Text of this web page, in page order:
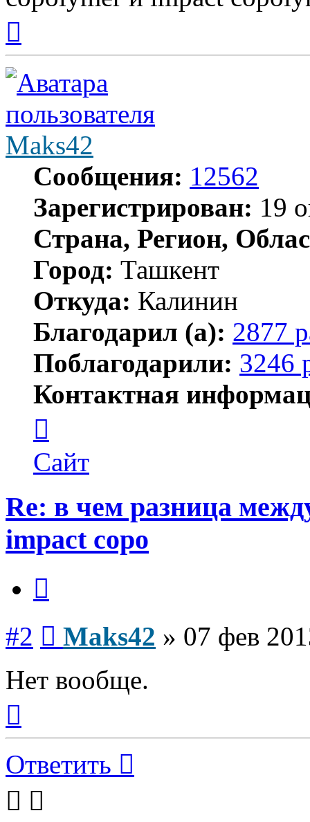
началу
Maks42
Сообщения: 12562
Зарегистрирован: 19
Страна, Регион,
Город: Ташкент
Откуда: Калинин
Благодарил (а): 2877
Поблагодарили: 3246
Контактная
пользователя
Maks42
Сайт
Re: в чем разница
impact copo
#2 Maks42 » 07 фев
Нет вообще.
началу
Ответить